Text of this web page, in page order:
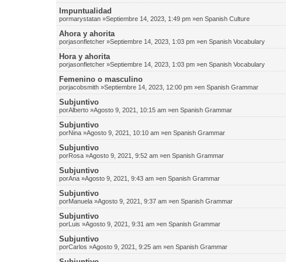
Impuntualidad
pormarystatan »Septiembre 14, 2023, 1:49 pm »en Spanish Culture
Ahora y ahorita
porjasonfletcher »Septiembre 14, 2023, 1:03 pm »en Spanish Vocabulary
Hora y ahorita
porjasonfletcher »Septiembre 14, 2023, 1:03 pm »en Spanish Vocabulary
Femenino o masculino
porjacobsmith »Septiembre 14, 2023, 12:00 pm »en Spanish Grammar
Subjuntivo
porAlberto »Agosto 9, 2021, 10:15 am »en Spanish Grammar
Subjuntivo
porNina »Agosto 9, 2021, 10:10 am »en Spanish Grammar
Subjuntivo
porRosa »Agosto 9, 2021, 9:52 am »en Spanish Grammar
Subjuntivo
porAna »Agosto 9, 2021, 9:43 am »en Spanish Grammar
Subjuntivo
porManuela »Agosto 9, 2021, 9:37 am »en Spanish Grammar
Subjuntivo
porLuis »Agosto 9, 2021, 9:31 am »en Spanish Grammar
Subjuntivo
porCarlos »Agosto 9, 2021, 9:25 am »en Spanish Grammar